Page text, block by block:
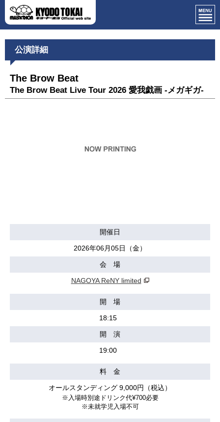
公演詳細
The Brow Beat
The Brow Beat Live Tour 2026 愛我戯画 -メガギガ-
開催日
2026年06月05日（金）
会 場
NAGOYA ReNY limited
開 場
18:15
開 演
19:00
料 金
オールスタンディング 9,000円（税込）
※ 入場時別途ドリンク代¥700必要
※未就学児入場不可